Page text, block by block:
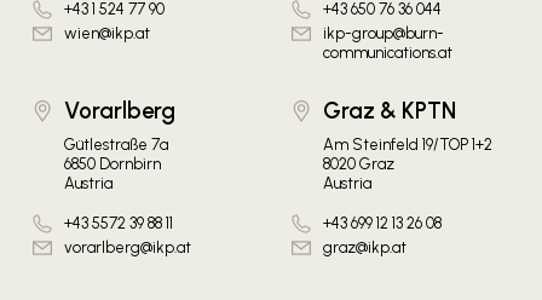
+43 1 524 77 90
wien@ikp.at
+43 650 76 36 044
ikp-group@burn-
communications.at
Vorarlberg
Gütlestraße 7a
6850 Dornbirn
Austria
+43 5572 39 88 11
vorarlberg@ikp.at
Graz & KPTN
Am Steinfeld 19/TOP 1+2
8020 Graz
Austria
+43 699 12 13 26 08
graz@ikp.at